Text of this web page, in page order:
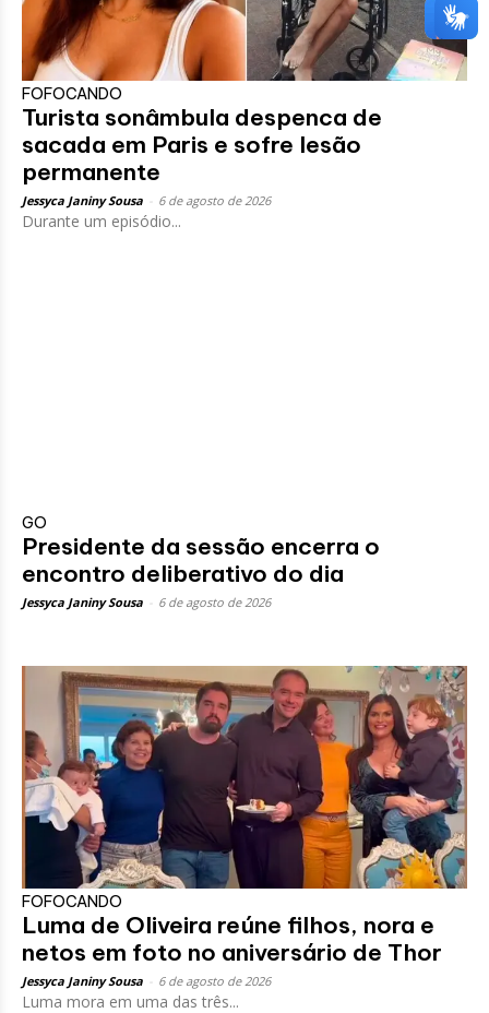
FOFOCANDO
Turista sonâmbula despenca de
sacada em Paris e sofre lesão
permanente
Jessyca Janiny Sousa 6 de agosto de 2026
Durante um episódio...
GO
Presidente da sessão encerra o
encontro deliberativo do dia
Jessyca Janiny Sousa 6 de agosto de 2026
FOFOCANDO
Luma de Oliveira reúne filhos, nora e
netos em foto no aniversário de Thor
Jessyca Janiny Sousa 6 de agosto de 2026
Luma mora em uma das três...